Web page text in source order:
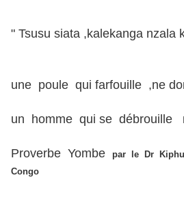
" Tsusu siata ,kalekanga nzala
une poule qui farfouille ,ne
un homme qui se débrouille
Proverbe Yombe
par le Dr
Congo